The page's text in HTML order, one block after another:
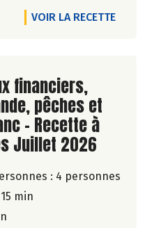
VOIR LA RECETTE
la recette
financiers,
pêches et
- Recette à
Juillet 2026
: 4 personnes
min